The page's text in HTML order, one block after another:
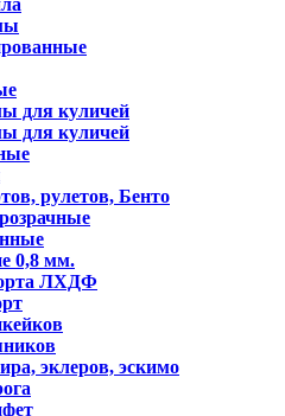
для куличей
для куличей
рулетов, Бенто
0,8 мм.
ЛХДФ
эклеров, эскимо